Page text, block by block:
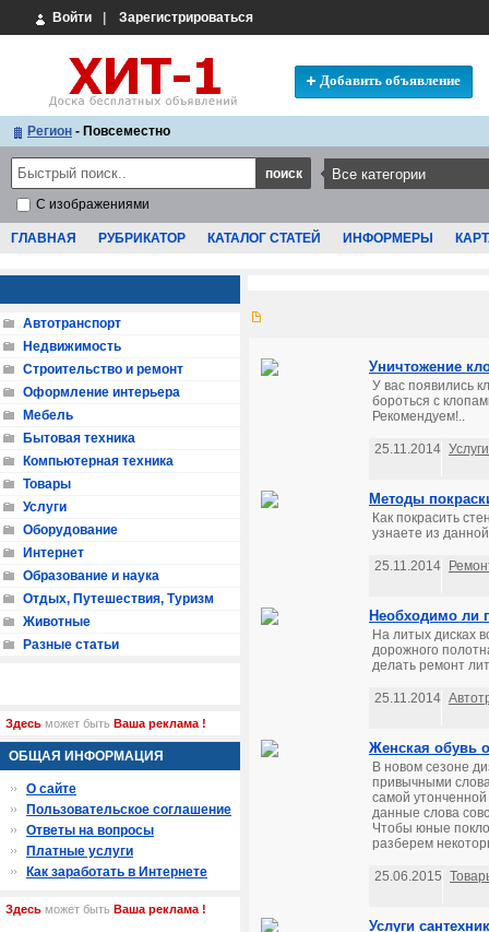
Войти Зарегистрироваться
Добавить объявление
Регион - Повсеместно
С изображениями
ГЛАВНАЯ РУБРИКАТОР КАТАЛОГ СТАТЕЙ ИНФОРМЕРЫ
Уничтожение
У вас появились
бороться с
Рекомендуем!..
25.11.2014 Услуги
Методы
Как покрасить
узнаете из
25.11.2014
Необходимо ли
На литых дисках
дорожного
делать ремонт
25.11.2014
Женская обувь
В новом сезоне
привычными
самой
данные слова
Чтобы юные
разберем
25.06.2015
Услуги
Автотранспорт
Недвижимость
Строительство и ремонт
Оформление интерьера
Мебель
Бытовая техника
Компьютерная техника
Товары
Услуги
Оборудование
Интернет
Образование и наука
Отдых, Путешествия, Туризм
Животные
Разные статьи
Здесь может быть Ваша реклама !
ОБЩАЯ ИНФОРМАЦИЯ
О сайте
Пользовательское соглашение
Ответы на вопросы
Платные услуги
Как заработать в Интернете
Здесь может быть Ваша реклама !